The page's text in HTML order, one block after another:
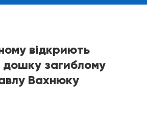
відкриють
дошку загиблому
Вахнюку